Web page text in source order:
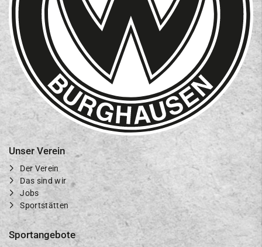
Unser Verein
Der Verein
Das sind wir
Jobs
Sportstätten
Sportangebote